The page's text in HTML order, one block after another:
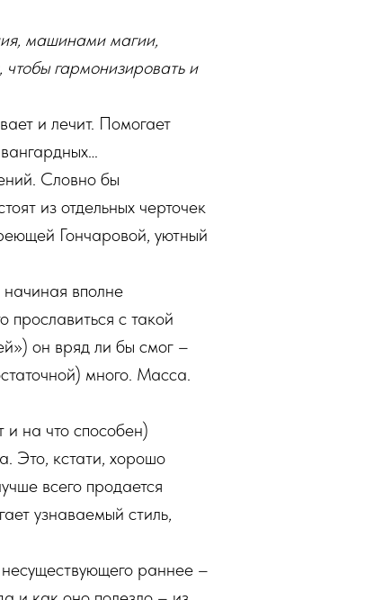
машинами магии,
гармонизировать и
и лечит. Помогает
Словно бы
из отдельных черточек
Гончаровой, уютный
вполне
с такой
он вряд ли бы смог –
много. Масса.
и на что способен)
Это, кстати, хорошо
всего продается
узнаваемый стиль,
несуществующего раннее –